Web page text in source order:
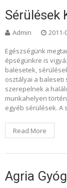
Sérülések
Admin 2011-
Egészségünk
épségünkre is
balesetek,
osztályai a baleseti
szerepelnek a
munkahelyen
egyéb sérülések. A
Read More
Agria